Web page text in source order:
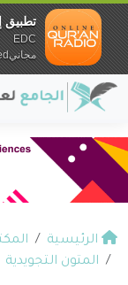
الرئيسية
المتون التجويدية
تطبيق
EDC
مجانيundefined